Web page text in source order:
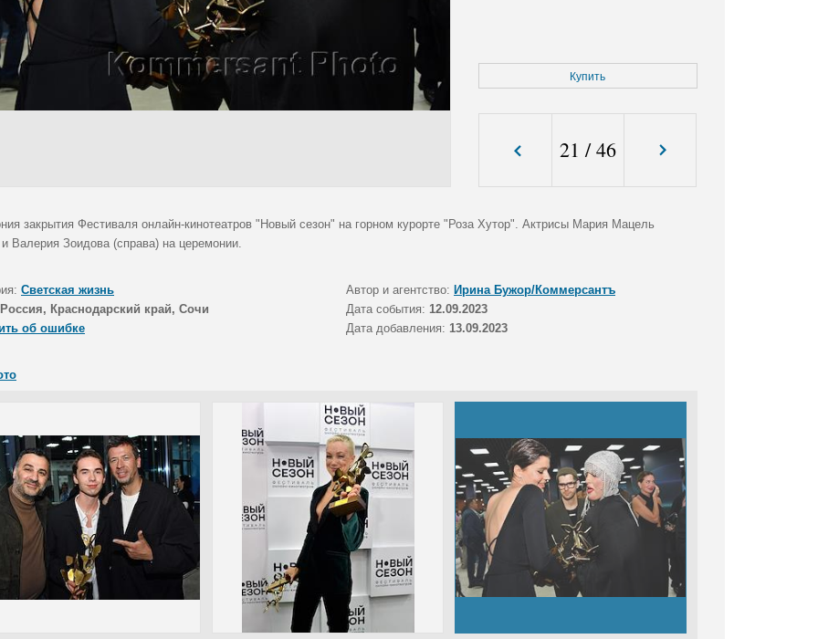
Купить
21 /46
закрытия Фестиваля онлайн-кинотеатров "Новый сезон" на горном курорте "Роза Хутор". Актрисы Мария Мацель
Валерия Зоидова (справа) на церемонии.
Светская жизнь Автор и агентство: Ирина Бужор/Коммерсантъ
Россия, Краснодарский край, Сочи Дата события: 12.09.2023
об ошибке
Дата добавления: 13.09.2023